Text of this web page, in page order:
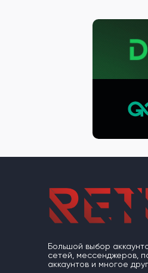
Большой выбор
сетей, мессенджеров,
аккаунтов и многое